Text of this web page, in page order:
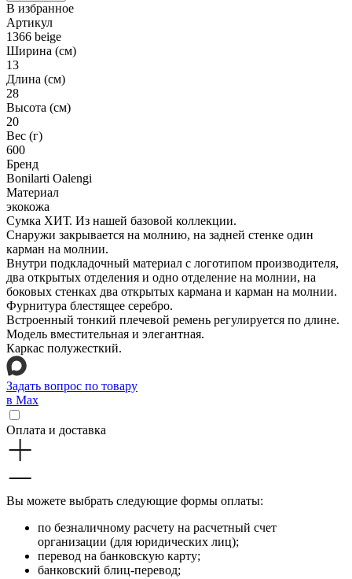
В избранное
Артикул
1366 beige
Ширина (см)
13
Длина (см)
28
Высота (см)
20
Вес (г)
600
Бренд
Bonilarti Oalengi
Материал
экокожа
Сумка ХИТ. Из нашей базовой коллекции.
Снаружи закрывается на молнию, на задней стенке один
карман на молнии.
Внутри подкладочный материал с логотипом производителя,
два открытых отделения и одно отделение на молнии, на
боковых стенках два открытых кармана и карман на молнии.
Фурнитура блестящее серебро.
Встроенный тонкий плечевой ремень регулируется по длине.
Модель вместительная и элегантная.
Каркас полужесткий.
Задать вопрос по товару
в Max
Оплата и доставка
Вы можете выбрать следующие формы оплаты:
по безналичному расчету на расчетный счет
организации (для юридических лиц);
перевод на банковскую карту;
банковский блиц-перевод;